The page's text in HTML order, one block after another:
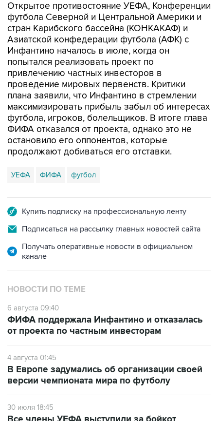
Открытое противостояние УЕФА, Конференции
футбола Северной и Центральной Америки и
стран Карибского бассейна (КОНКАКАФ) и
Азиатской конфедерации футбола (АФК) с
Инфантино началось в июле, когда он
попытался реализовать проект по
привлечению частных инвесторов в
проведение мировых первенств. Критики
плана заявили, что Инфантино в стремлении
максимизировать прибыль забыл об интересах
футбола, игроков, болельщиков. В итоге глава
ФИФА отказался от проекта, однако это не
остановило его оппонентов, которые
продолжают добиваться его отставки.
УЕФА ФИФА футбол
Купить подписку на профессиональную ленту
Подписаться на рассылку главных новостей сайта
Получать оперативные новости в официальном
канале
НОВОСТИ ПО ТЕМЕ
6 августа 09:40
ФИФА поддержала Инфантино и отказалась
от проекта по частным инвесторам
4 августа 01:45
В Европе задумались об организации своей
версии чемпионата мира по футболу
30 июля 18:45